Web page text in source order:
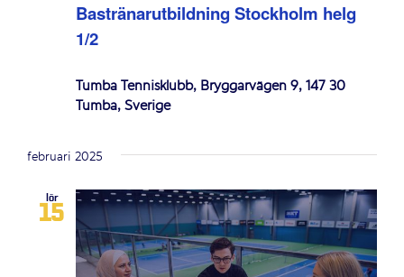
Bastränarutbildning Stockholm helg
1/2
Tumba Tennisklubb, Bryggarvägen 9, 147 30
Tumba, Sverige
februari 2025
lör
15